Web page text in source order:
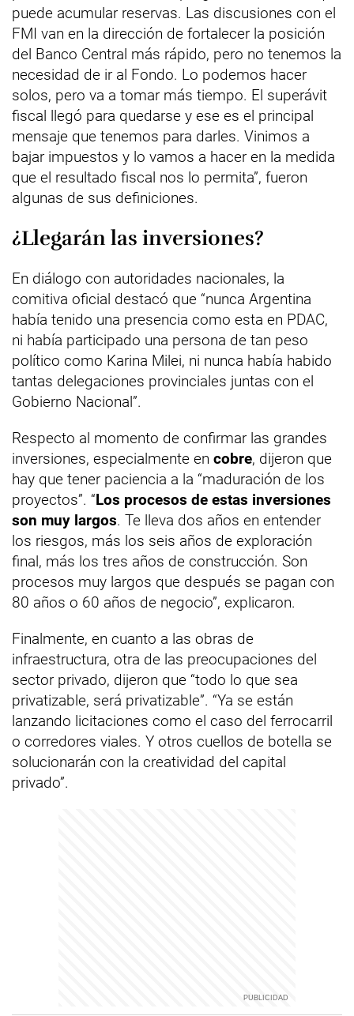
puede acumular reservas. Las discusiones con el
FMI van en la dirección de fortalecer la posición
del Banco Central más rápido, pero no tenemos la
necesidad de ir al Fondo. Lo podemos hacer
solos, pero va a tomar más tiempo. El superávit
fiscal llegó para quedarse y ese es el principal
mensaje que tenemos para darles. Vinimos a
bajar impuestos y lo vamos a hacer en la medida
que el resultado fiscal nos lo permita”, fueron
algunas de sus definiciones.
¿Llegarán las inversiones?
En diálogo con autoridades nacionales, la
comitiva oficial destacó que “nunca Argentina
había tenido una presencia como esta en PDAC,
ni había participado una persona de tan peso
político como Karina Milei, ni nunca había habido
tantas delegaciones provinciales juntas con el
Gobierno Nacional”.
Respecto al momento de confirmar las grandes
inversiones, especialmente en cobre, dijeron que
hay que tener paciencia a la “maduración de los
proyectos”. “Los procesos de estas inversiones
son muy largos. Te lleva dos años en entender
los riesgos, más los seis años de exploración
final, más los tres años de construcción. Son
procesos muy largos que después se pagan con
80 años o 60 años de negocio”, explicaron.
Finalmente, en cuanto a las obras de
infraestructura, otra de las preocupaciones del
sector privado, dijeron que “todo lo que sea
privatizable, será privatizable”. “Ya se están
lanzando licitaciones como el caso del ferrocarril
o corredores viales. Y otros cuellos de botella se
solucionarán con la creatividad del capital
privado”.